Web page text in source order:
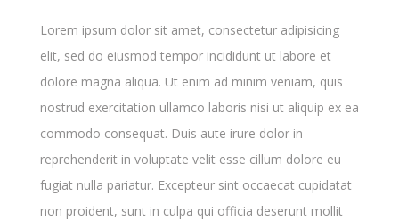
Lorem ipsum dolor sit amet, consectetur adipisicing
elit, sed do eiusmod tempor incididunt ut labore et
dolore magna aliqua. Ut enim ad minim veniam, quis
nostrud exercitation ullamco laboris nisi ut aliquip ex ea
commodo consequat. Duis aute irure dolor in
reprehenderit in voluptate velit esse cillum dolore eu
fugiat nulla pariatur. Excepteur sint occaecat cupidatat
non proident, sunt in culpa qui officia deserunt mollit